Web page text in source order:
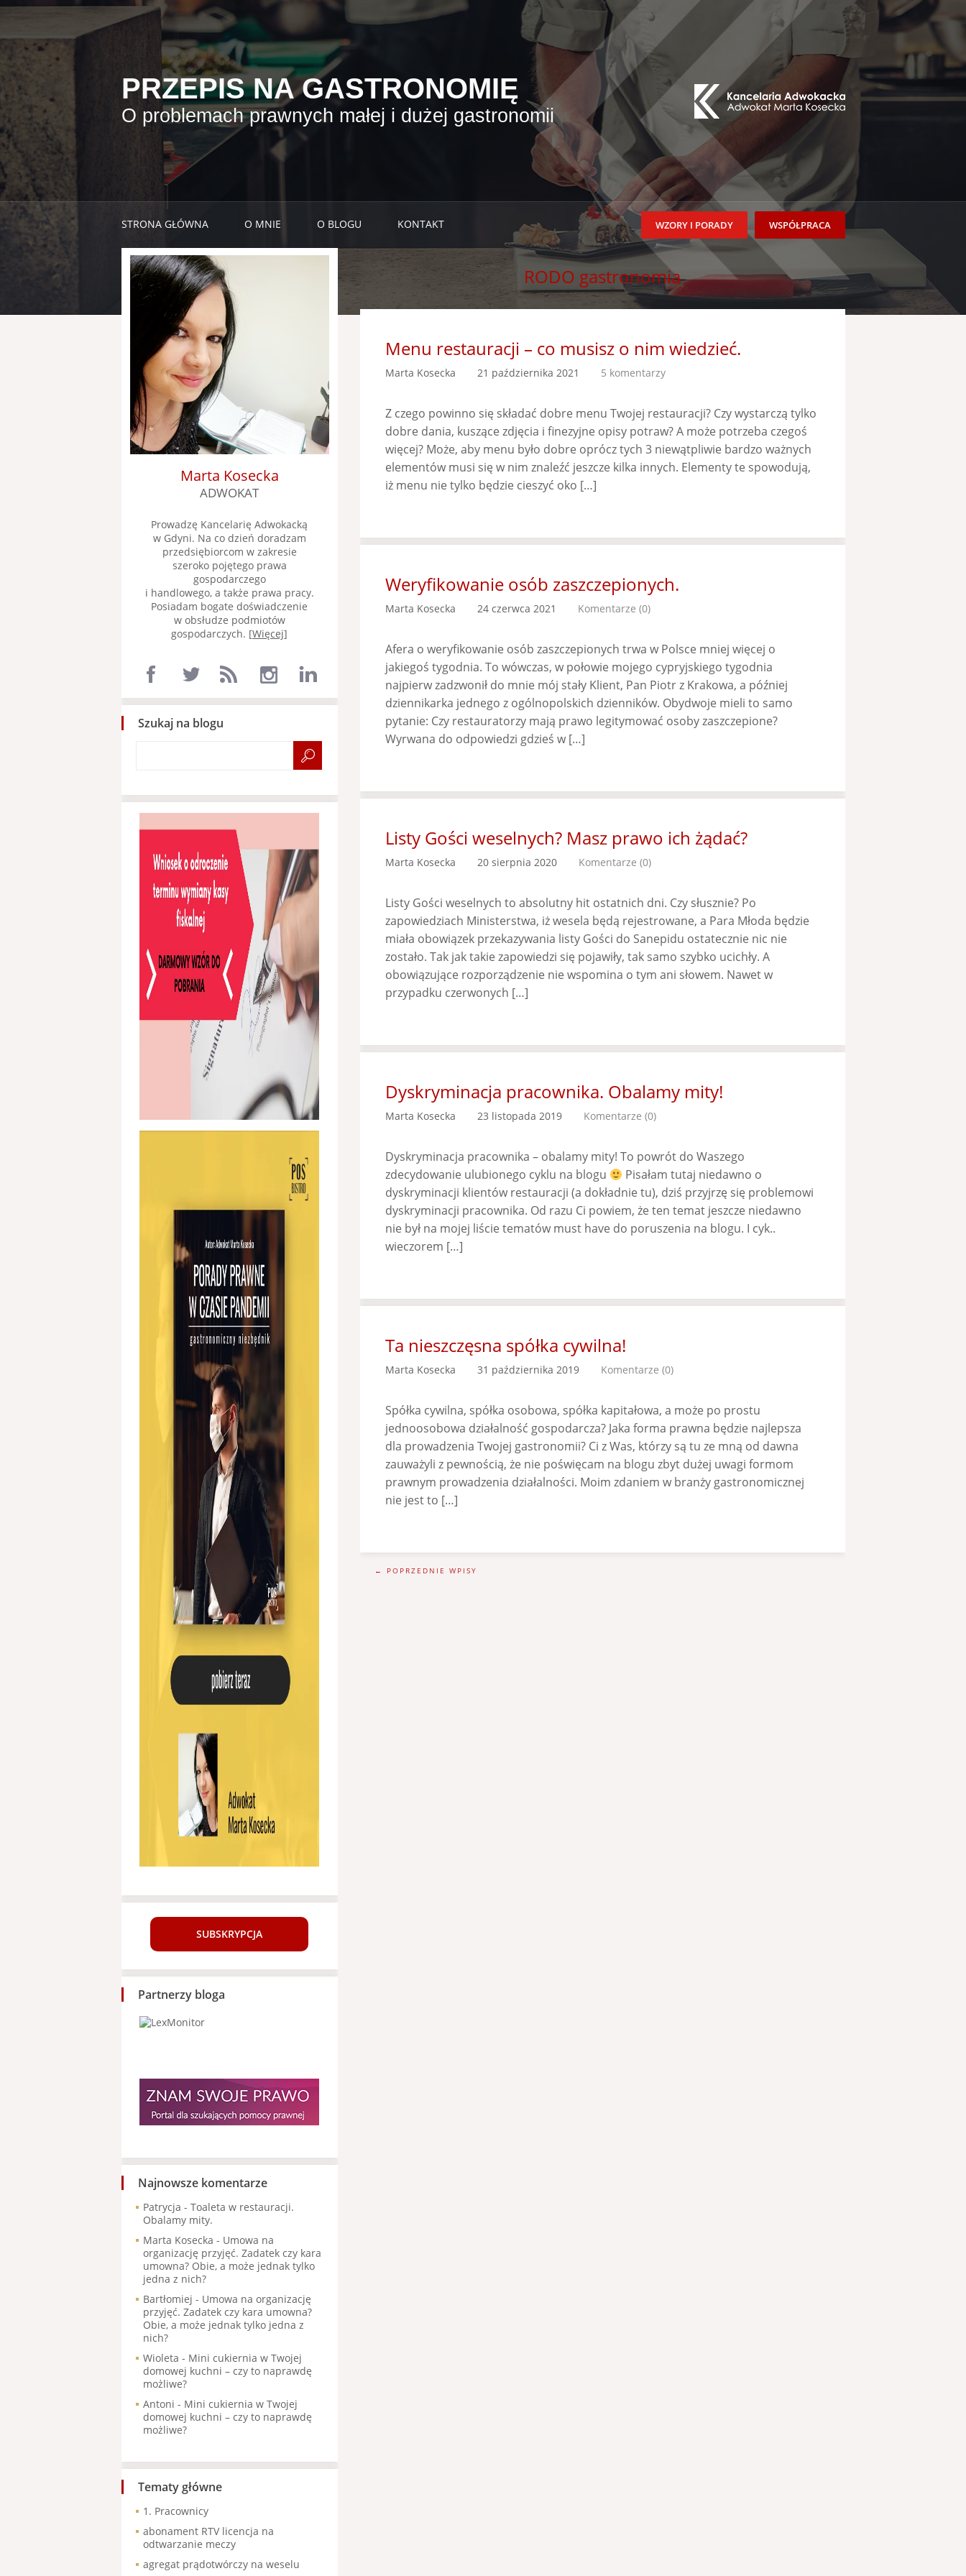
PRZEPIS NA GASTRONOMIĘ
O problemach prawnych małej i dużej gastronomii
STRONA GŁÓWNA O MNIE O BLOGU KONTAKT WSPÓŁPRACA
WZORY I PORADY
RODO gastronomia
Menu restauracji – co musisz o nim wiedzieć.
Marta Kosecka 21 października 2021 5 komentarzy
Z czego powinno się składać dobre menu Twojej restauracji? Czy wystarczą tylko
dobre dania, kuszące zdjęcia i finezyjne opisy potraw? A może potrzeba czegoś
więcej? Może, aby menu było dobre oprócz tych 3 niewątpliwie bardzo ważnych
elementów musi się w nim znaleźć jeszcze kilka innych. Elementy te spowodują,
iż menu nie tylko będzie cieszyć oko […]
Weryfikowanie osób zaszczepionych.
Marta Kosecka 24 czerwca 2021 Komentarze (0)
Afera o weryfikowanie osób zaszczepionych trwa w Polsce mniej więcej o
jakiegoś tygodnia. To wówczas, w połowie mojego cypryjskiego tygodnia
najpierw zadzwonił do mnie mój stały Klient, Pan Piotr z Krakowa, a później
dziennikarka jednego z ogólnopolskich dzienników. Obydwoje mieli to samo
pytanie: Czy restauratorzy mają prawo legitymować osoby zaszczepione?
Wyrwana do odpowiedzi gdzieś w […]
Listy Gości weselnych? Masz prawo ich żądać?
Marta Kosecka 20 sierpnia 2020 Komentarze (0)
Listy Gości weselnych to absolutny hit ostatnich dni. Czy słusznie? Po
zapowiedziach Ministerstwa, iż wesela będą rejestrowane, a Para Młoda będzie
miała obowiązek przekazywania listy Gości do Sanepidu ostatecznie nic nie
zostało. Tak jak takie zapowiedzi się pojawiły, tak samo szybko ucichły. A
obowiązujące rozporządzenie nie wspomina o tym ani słowem. Nawet w
przypadku czerwonych […]
Dyskryminacja pracownika. Obalamy mity!
Marta Kosecka 23 listopada 2019 Komentarze (0)
Dyskryminacja pracownika – obalamy mity! To powrót do Waszego
zdecydowanie ulubionego cyklu na blogu
Pisałam tutaj niedawno o
dyskryminacji klientów restauracji (a dokładnie tu), dziś przyjrzę się problemowi
dyskryminacji pracownika. Od razu Ci powiem, że ten temat jeszcze niedawno
nie był na mojej liście tematów must have do poruszenia na blogu. I cyk..
wieczorem […]
Ta nieszczęsna spółka cywilna!
Marta Kosecka 31 października 2019 Komentarze (0)
Spółka cywilna, spółka osobowa, spółka kapitałowa, a może po prostu
jednoosobowa działalność gospodarcza? Jaka forma prawna będzie najlepsza
dla prowadzenia Twojej gastronomii? Ci z Was, którzy są tu ze mną od dawna
zauważyli z pewnością, że nie poświęcam na blogu zbyt dużej uwagi formom
prawnym prowadzenia działalności. Moim zdaniem w branży gastronomicznej
nie jest to […]
← POPRZEDNIE WPISY
Marta Kosecka
ADWOKAT
Prowadzę Kancelarię Adwokacką
w Gdyni. Na co dzień doradzam
przedsiębiorcom w zakresie
szeroko pojętego prawa
gospodarczego
i handlowego, a także prawa pracy.
Posiadam bogate doświadczenie
w obsłudze podmiotów
gospodarczych. [Więcej]
Szukaj na blogu
SUBSKRYPCJA
Partnerzy bloga
Najnowsze komentarze
Patrycja - Toaleta w restauracji.
Obalamy mity.
Marta Kosecka - Umowa na
organizację przyjęć. Zadatek czy kara
umowna? Obie, a może jednak tylko
jedna z nich?
Bartłomiej - Umowa na organizację
przyjęć. Zadatek czy kara umowna?
Obie, a może jednak tylko jedna z
nich?
Wioleta - Mini cukiernia w Twojej
domowej kuchni – czy to naprawdę
możliwe?
Antoni - Mini cukiernia w Twojej
domowej kuchni – czy to naprawdę
możliwe?
Tematy główne
1. Pracownicy
abonament RTV licencja na
odtwarzanie meczy
agregat prądotwórczy na weselu